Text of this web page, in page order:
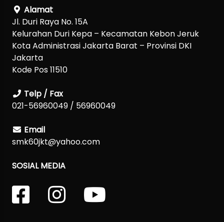
Alamat
Jl. Duri Raya No. 15A
Kelurahan Duri Kepa – Kecamatan Kebon Jeruk
Kota Administrasi Jakarta Barat – Provinsi DKI
Jakarta
Kode Pos 11510
Telp / Fax
021-56960049 / 56960049
Email
smk60jkt@yahoo.com
SOSIAL MEDIA